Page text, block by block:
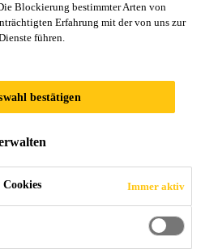
Fugenbänder PVC-
Blockierung bestimmter Arten von
Erfahrung mit der von uns zur
führen.
bestätigen
Immer aktiv